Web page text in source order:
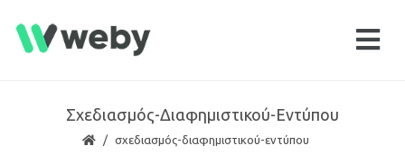
Σχεδιασμός-Διαφημιστικού-Εντύπου
σχεδιασμός-διαφημιστικού-εντύπου